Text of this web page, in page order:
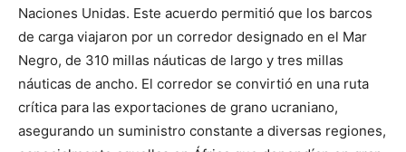
Naciones Unidas. Este acuerdo permitió que los barcos
de carga viajaron por un corredor designado en el Mar
Negro, de 310 millas náuticas de largo y tres millas
náuticas de ancho. El corredor se convirtió en una ruta
crítica para las exportaciones de grano ucraniano,
asegurando un suministro constante a diversas regiones,